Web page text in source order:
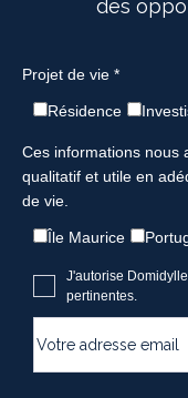
des
Projet de vie *
Résidence
Ces informations nous
qualitatif et utile en
de vie.
Île Maurice
J'autorise
pertinentes.